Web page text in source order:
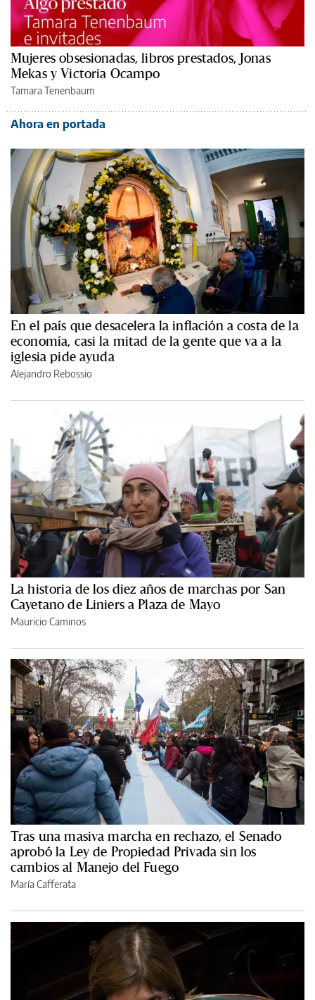
Mujeres obsesionadas, libros prestados, Jonas
Mekas y Victoria Ocampo
Tamara Tenenbaum
Ahora en portada
En el país que desacelera la inflación a costa de la
economía, casi la mitad de la gente que va a la
iglesia pide ayuda
Alejandro Rebossio
La historia de los diez años de marchas por San
Cayetano de Liniers a Plaza de Mayo
Mauricio Caminos
Tras una masiva marcha en rechazo, el Senado
aprobó la Ley de Propiedad Privada sin los
cambios al Manejo del Fuego
María Cafferata